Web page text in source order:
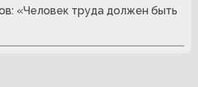
«Человек труда должен быть